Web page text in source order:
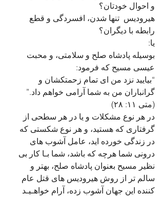
و احوال خودتان؟
هیرودیس  تنها شدن، افسردگی و قطع
رابطه با دیگران؟
یا:
بوسیله پادشاه صلح و سلامتی، و محبت
عیسی مسیح که فرمود:
“بیایید نزد من ای تمام زحمتکشان و
گرانباران من به شما آرامی خواهم داد.”
(متی ۱۱: ۲۸)
در هر نوع مشکلات و یا در هر سطحی از
گرفتاری که هستید، و هر نوع شکستی که
در زندگی خورده اید، عامل آشوب های
درونی شما هرچه که باشد، شما بـا کار بی
نظیر مسیح بعنوان پادشاه صلح، بهتر و
سالم تر از روش هیرودیس های قتل عام
کننده این جهان آشوب زده، آرام خواهـیـد